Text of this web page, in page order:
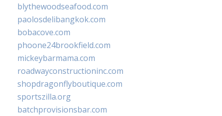
blythewoodseafood.com
paolosdelibangkok.com
bobacove.com
phoone24brookfield.com
mickeybarmama.com
roadwayconstructioninc.com
shopdragonflyboutique.com
sportszilla.org
batchprovisionsbar.com